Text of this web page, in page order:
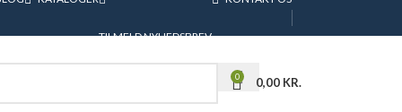
TILMELD NYHEDSBREV
0 0,00 KR.